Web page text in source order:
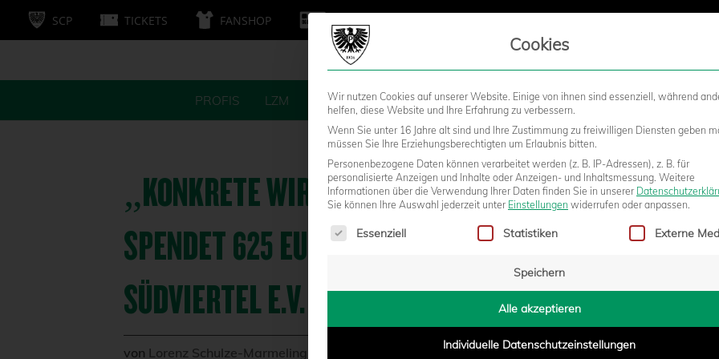
SCP TICKETS FANSHOP
PROFIS LZM FANS STADION BUSINESS KIDS
„KONKRETE WIRKUNG VOR ORT ENTFALTEN“ – LZM
SPENDET 625 EURO AN DIE BERATUNGSSTELLE
SÜDVIERTEL E.V.
von Lorenz Schulze-Marmeling
Cookies
Wir nutzen Cookies auf unserer Website. Einige von ihnen sind essenziell, während
helfen, diese Website und Ihre Erfahrung zu verbessern.
Wenn Sie unter 16 Jahre alt sind und Ihre Zustimmung zu freiwilligen Diensten geben
müssen Sie Ihre Erziehungsberechtigten um Erlaubnis bitten.
Personenbezogene Daten können verarbeitet werden (z. B. IP-Adressen), z. B. für
personalisierte Anzeigen und Inhalte oder Anzeigen- und Inhaltsmessung. Weitere
Informationen über die Verwendung Ihrer Daten finden Sie in unserer
Sie können Ihre Auswahl jederzeit unter Einstellungen widerrufen oder anpassen.
Es folgt eine Liste der Service-Gruppen, für die eine Einwilligung erteilt
Essenziell Statistiken Externe
Speichern
Alle akzeptieren
Individuelle Datenschutzeinstellungen